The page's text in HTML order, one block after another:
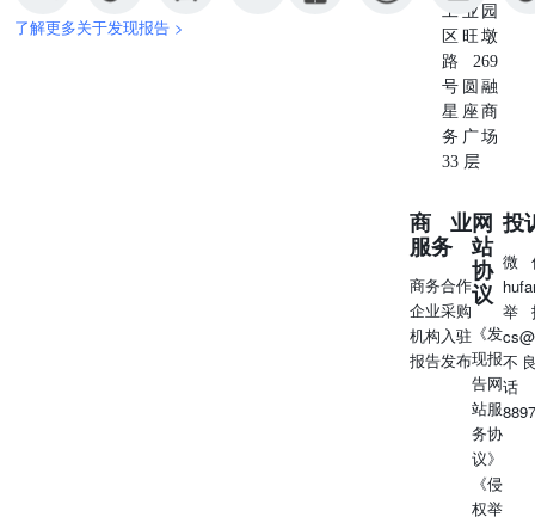
了解更多关于发现报告 >
工业园
区旺墩
路269
号圆融
星座商
务广场
33 层
商业
服务
商务合作
企业采购
机构入驻
报告发布
网
站
协
议
《发
现报
告网
站服
务协
议》
《侵
权举
投
微
举
不